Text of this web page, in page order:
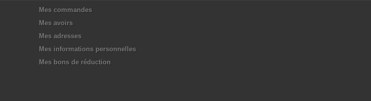
Mes commandes
Mes avoirs
Mes adresses
Mes informations personnelles
Mes bons de réduction